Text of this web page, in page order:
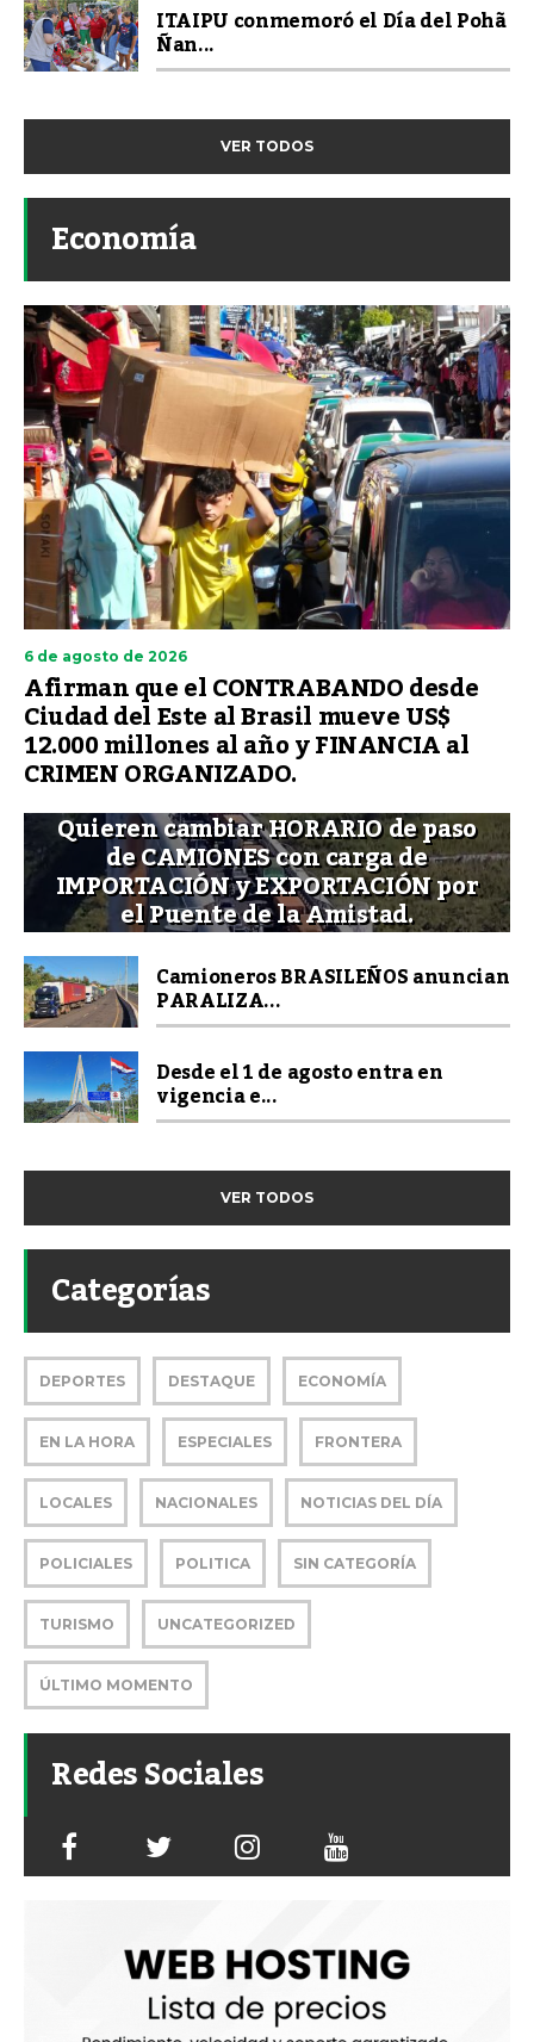
ITAIPU conmemoró el Día del Pohã
Ñan...
VER TODOS
Economía
6 de agosto de 2026
Afirman que el CONTRABANDO desde
Ciudad del Este al Brasil mueve US$
12.000 millones al año y FINANCIA al
CRIMEN ORGANIZADO.
Quieren cambiar HORARIO de paso
de CAMIONES con carga de
IMPORTACIÓN y EXPORTACIÓN por
el Puente de la Amistad.
Camioneros BRASILEÑOS anuncian
PARALIZA...
Desde el 1 de agosto entra en
vigencia e...
VER TODOS
Categorías
DEPORTES DESTAQUE ECONOMÍA
EN LA HORA ESPECIALES FRONTERA
LOCALES NACIONALES NOTICIAS DEL DÍA
POLICIALES POLITICA SIN CATEGORÍA
TURISMO UNCATEGORIZED
ÚLTIMO MOMENTO
Redes Sociales